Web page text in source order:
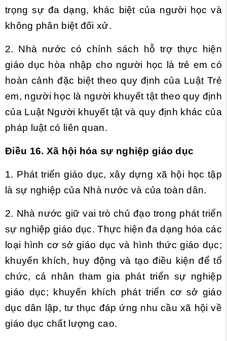
trọng sự đa dạng, khác biệt của người học và
không phân biệt đối xử.
2. Nhà nước có chính sách hỗ trợ thực hiện
giáo dục hòa nhập cho người học là trẻ em có
hoàn cảnh đặc biệt theo quy định của Luật Trẻ
em, người học là người khuyết tật theo quy định
của Luật Người khuyết tật và quy định khác của
pháp luật có liên quan.
Điều 16. Xã hội hóa sự nghiệp giáo dục
1. Phát triển giáo dục, xây dựng xã hội học tập
là sự nghiệp của Nhà nước và của toàn dân.
2. Nhà nước giữ vai trò chủ đạo trong phát triển
sự nghiệp giáo dục. Thực hiện đa dạng hóa các
loại hình cơ sở giáo dục và hình thức giáo dục;
khuyến khích, huy động và tạo điều kiện để tổ
chức, cá nhân tham gia phát triển sự nghiệp
giáo dục; khuyến khích phát triển cơ sở giáo
dục dân lập, tư thục đáp ứng nhu cầu xã hội về
giáo dục chất lượng cao.